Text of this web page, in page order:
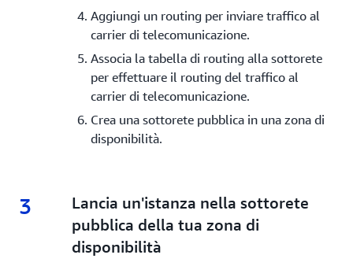
Aggiungi un routing per inviare traffico al
carrier di telecomunicazione.
Associa la tabella di routing alla sottorete
per effettuare il routing del traffico al
carrier di telecomunicazione.
Crea una sottorete pubblica in una zona di
disponibilità.
3 3.
Lancia un'istanza nella sottorete
pubblica della tua zona di
disponibilità